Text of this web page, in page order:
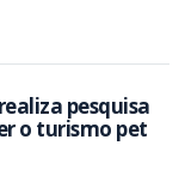
pesquisa
o turismo pet